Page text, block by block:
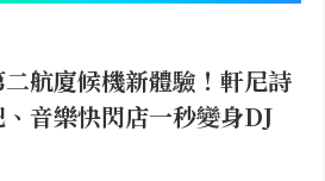
航廈候機新體驗！軒尼詩
、音樂快閃店一秒變身DJ